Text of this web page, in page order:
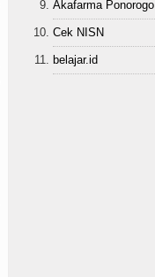
Akafarma Ponorogo
Cek NISN
belajar.id